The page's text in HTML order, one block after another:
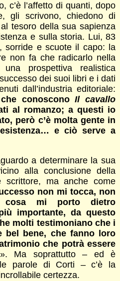
c’è l’affetto di quanti, dopo
gli scrivono, chiedono di
tesoro della sua sapienza
e sulla storia. Lui, 83
sorride e scuote il capo: la
non fa che radicarlo nella
prospettiva realistica
dei suoi libri e i dati
dall’industria editoriale:
conosconoIl cavallo
al romanzo; a questi io
però c’è molta gente in
e ciò serve a
a determinare la sua
alla conclusione della
scrittore, ma anche come
non mi tocca, non
cosa mi porto dietro
importante, da questo
molti testimoniano che i
bel bene, che fanno loro
che potrà essere
». Ma soprattutto – ed è
parole di Corti – c’è la
certezza.